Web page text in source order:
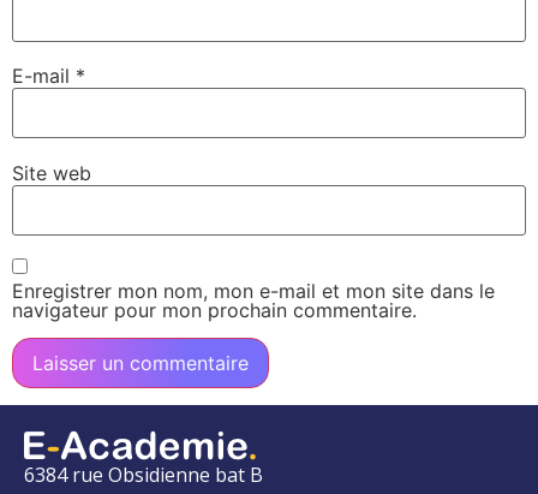
E-mail *
Site web
Enregistrer mon nom, mon e-mail et mon site dans le
navigateur pour mon prochain commentaire.
6384 rue Obsidienne bat B